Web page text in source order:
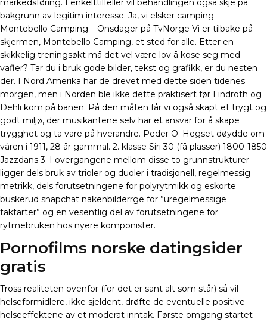
markedsføring. I enkelttilfeller vil behandlingen også skje på
bakgrunn av legitim interesse. Ja, vi elsker camping –
Montebello Camping – Onsdager på TvNorge Vi er tilbake på
skjermen, Montebello Camping, et sted for alle. Etter en
skikkelig treningsøkt må det vel være lov å kose seg med
vafler? Tar du i bruk gode bilder, tekst og grafikk, er du nesten
der. I Nord Amerika har de drevet med dette siden tidenes
morgen, men i Norden ble ikke dette praktisert før Lindroth og
Dehli kom på banen. På den måten får vi også skapt et trygt og
godt miljø, der musikantene selv har et ansvar for å skape
trygghet og ta vare på hverandre. Peder O. Hegset døydde om
våren i 1911, 28 år gammal. 2. klasse Siri 30 (få plasser) 1800-1850
Jazzdans 3. I overgangene mellom disse to grunnstrukturer
ligger dels bruk av trioler og duoler i tradisjonell, regelmessig
metrikk, dels forutsetningene for polyrytmikk og eskorte
buskerud snapchat nakenbilderrge for ”uregelmessige
taktarter” og en vesentlig del av forutsetningene for
rytmebruken hos nyere komponister.
Pornofilms norske datingsider
gratis
Tross realiteten ovenfor (for det er sant alt som står) så vil
helseformidlere, ikke sjeldent, drøfte de eventuelle positive
helseeffektene av et moderat inntak. Første omgang startet